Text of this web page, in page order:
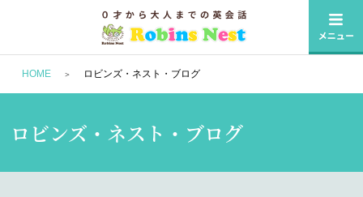
HOME ロビンズ・ネスト・ブログ
ロビンズ・ネスト・ブログ